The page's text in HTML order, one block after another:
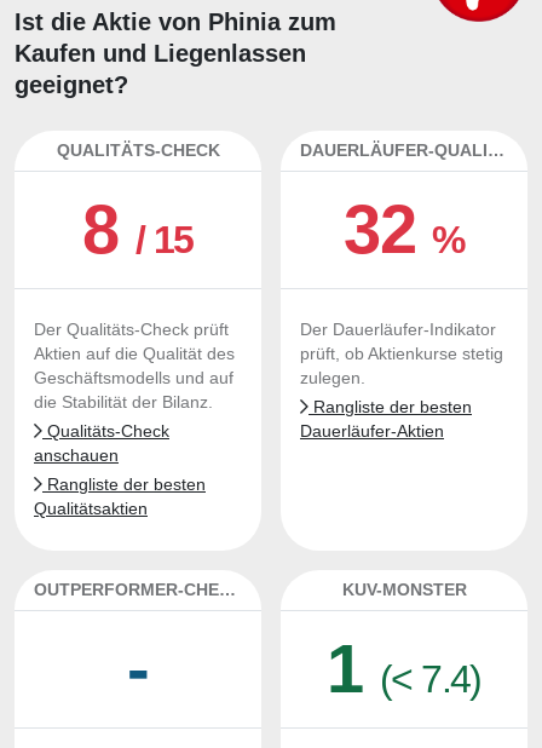
Ist die Aktie von Phinia zum
Kaufen und Liegenlassen
geeignet?
QUALITÄTS-CHECK
8/ 15
Der Qualitäts-Check prüft
Aktien auf die Qualität des
Geschäftsmodells und auf
die Stabilität der Bilanz.
Qualitäts-Check
anschauen
Rangliste der besten
Qualitätsaktien
DAUERLÄUFER-QUALITÄTEN
32%
Der Dauerläufer-Indikator
prüft, ob Aktienkurse stetig
zulegen.
Rangliste der besten
Dauerläufer-Aktien
OUTPERFORMER-CHECK
-
KUV-MONSTER
1 (< 7.4)